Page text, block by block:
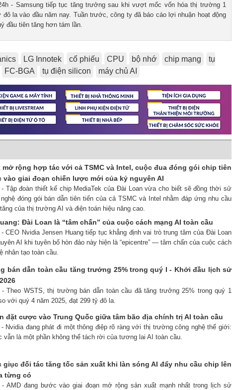
- Samsung tiếp tục tăng trưởng sau khi vượt mốc vốn hóa thị trường 1
đô la vào đầu năm nay. Tuần trước, công ty đã báo cáo lợi nhuận hoạt động
đầu tiên tăng hơn tám lần.
LG Innotek cổ phiếu CPU bộ nhớ chip mạng
tụ
FC-BGA tụ điện silicon máy chủ AI
mở rộng hợp tác với cả TSMC và Intel, cuộc đua đóng gói chip tiên
vào giai đoạn chiến lược mới của kỷ nguyên AI
- Tập đoàn thiết kế chip MediaTek của Đài Loan vừa cho biết sẽ đồng thời sử
đóng gói bán dẫn tiên tiến của cả TSMC và Intel nhằm đáp ứng nhu cầu
của thị trường AI và điện toán hiệu năng cao.
Đài Loan là “tâm chấn” của cuộc cách mạng AI toàn cầu
CEO Nvidia Jensen Huang tiếp tục khẳng định vai trò trung tâm của Đài Loan
AI khi tuyên bố hòn đảo này hiện là “epicentre” — tâm chấn của cuộc cách
nhân tạo toàn cầu.
bán dẫn toàn cầu tăng trưởng 25% trong quý I - Khởi đầu lịch sử
- Theo WSTS, thị trường bán dẫn toàn cầu đã tăng trưởng 25% trong quý 1
với quý 4 năm 2025, đạt 299 tỷ đô la.
đặt cược vào Trung Quốc giữa tâm bão địa chính trị AI toàn cầu
- Nvidia đang phát đi một thông điệp rõ ràng với thị trường công nghệ thế giới:
vẫn là một phần không thể tách rời của tương lai AI toàn cầu.
giục đối tác tăng tốc sản xuất khi làn sóng AI đẩy nhu cầu chip lên
từng có
- AMD đang bước vào giai đoạn mở rộng sản xuất mạnh nhất trong lịch sử